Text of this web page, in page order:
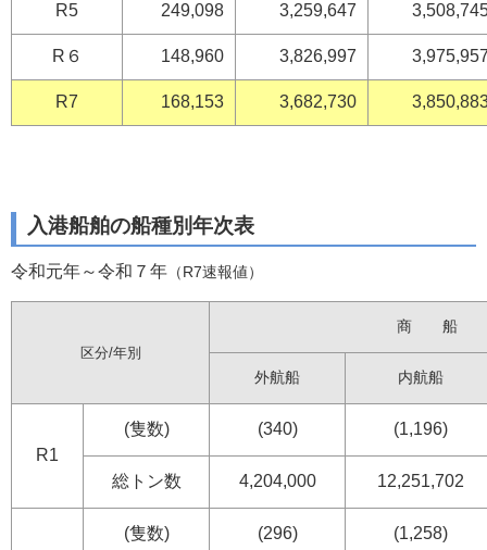
R5 249,098 3,259,647
R６ 148,960 3,826,997
R7 168,153 3,682,730
入港船舶の船種別年次表
令和元年～令和７年 （R7速報値）
区分/年別
商 船
外航船 内航船
R1
(隻数) (340) (1,196)
総トン数 4,204,000 12,251,702
(隻数) (296) (1,258)